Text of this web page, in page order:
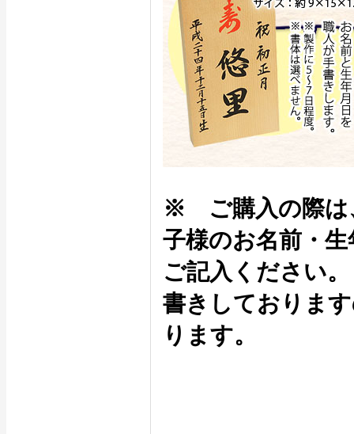
※ ご購入の際は
子様のお名前・
ご記入ください
書きしておりま
ります。